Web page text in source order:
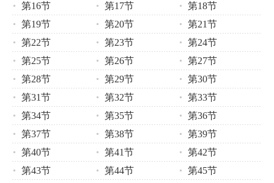
第16节
第17节
第18节
第19节
第20节
第21节
第22节
第23节
第24节
第25节
第26节
第27节
第28节
第29节
第30节
第31节
第32节
第33节
第34节
第35节
第36节
第37节
第38节
第39节
第40节
第41节
第42节
第43节
第44节
第45节